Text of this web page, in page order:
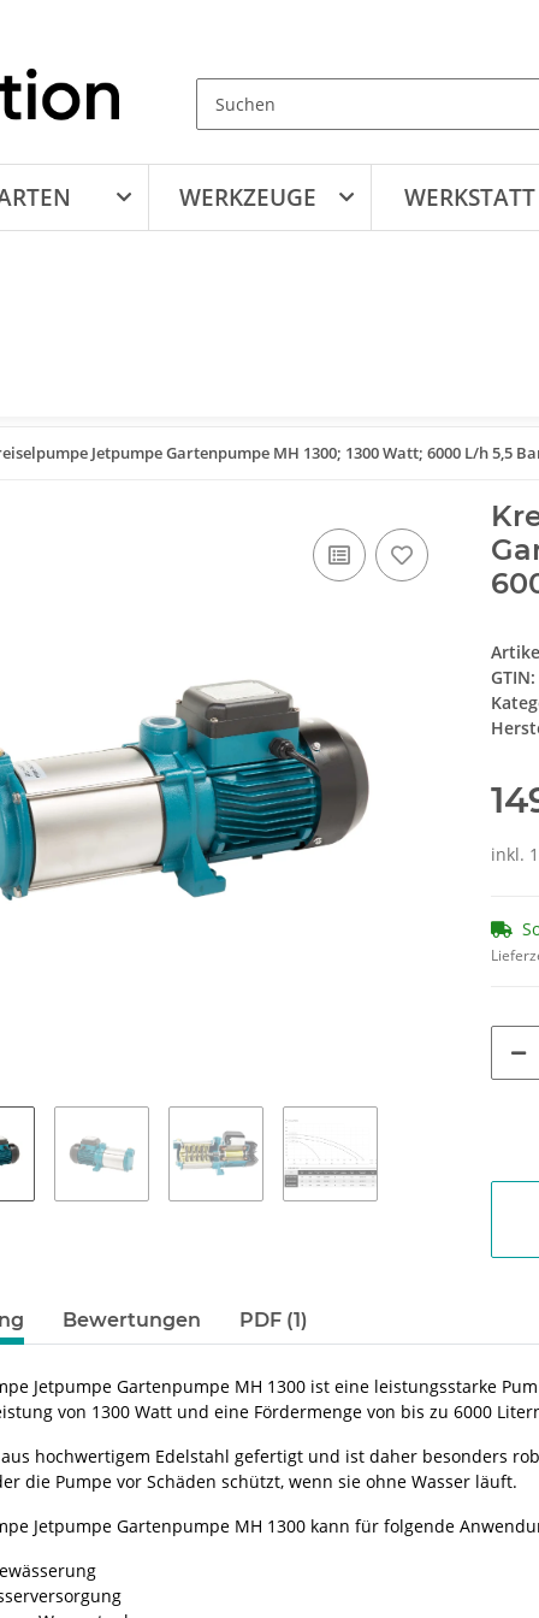
WERKZEUGE WERKSTATT
Jetpumpe Gartenpumpe MH 1300; 1300 Watt; 6000 L/h 5,5
GTIN:
inkl.
Bewertungen PDF (1)
Jetpumpe Gartenpumpe MH 1300 ist eine leistungsstarke
von 1300 Watt und eine Fördermenge von bis zu 6000
hochwertigem Edelstahl gefertigt und ist daher besonders
die Pumpe vor Schäden schützt, wenn sie ohne Wasser läuft.
Jetpumpe Gartenpumpe MH 1300 kann für folgende